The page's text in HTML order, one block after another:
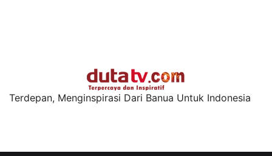
Terdepan, Menginspirasi Dari Banua Untuk Indonesia